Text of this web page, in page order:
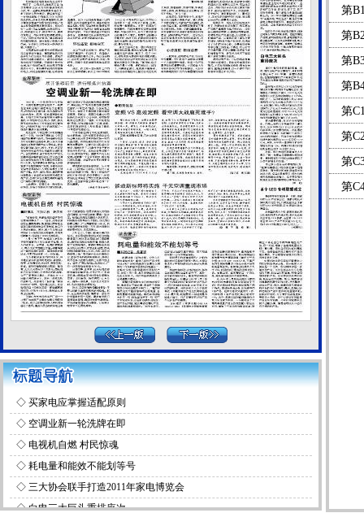
◇ 买家电应掌握适配原则
◇ 空调业新一轮洗牌在即
◇ 电视机自燃 村民惊魂
◇ 耗电量和能效不能划等号
◇ 三大协会联手打造2011年家电博览会
◇白电三大巨头重排座次
第
第
第
第
第
第
第
第